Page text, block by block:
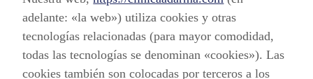
adelante: «la web») utiliza cookies y otras
tecnologías relacionadas (para mayor comodidad,
todas las tecnologías se denominan «cookies»). Las
cookies también son colocadas por terceros a los